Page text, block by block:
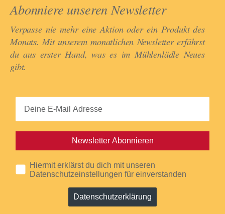
Abonniere unseren Newsletter​
Verpasse nie mehr eine Aktion oder ein Produkt des
Monats. Mit unserem monatlichen Newsletter erfährst
du aus erster Hand, was es im Mühlenlädle Neues
gibt.​
Newsletter Abonnieren
Hiermit erklärst du dich mit unseren
Datenschutzeinstellungen für einverstanden
Datenschutzerklärung